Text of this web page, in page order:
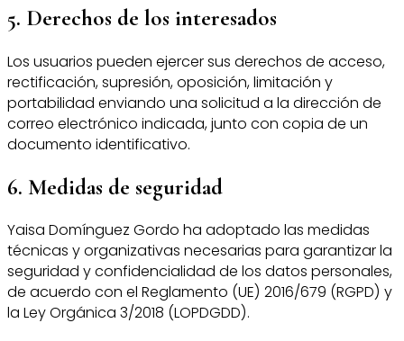
5. Derechos de los interesados
Los usuarios pueden ejercer sus derechos de acceso,
rectificación, supresión, oposición, limitación y
portabilidad enviando una solicitud a la dirección de
correo electrónico indicada, junto con copia de un
documento identificativo.
6. Medidas de seguridad
Yaisa Domínguez Gordo ha adoptado las medidas
técnicas y organizativas necesarias para garantizar la
seguridad y confidencialidad de los datos personales,
de acuerdo con el Reglamento (UE) 2016/679 (RGPD) y
la Ley Orgánica 3/2018 (LOPDGDD).